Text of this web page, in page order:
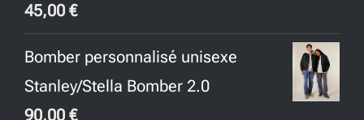
45,00€
Bomber personnalisé unisexe
Stanley/Stella Bomber 2.0
90,00€